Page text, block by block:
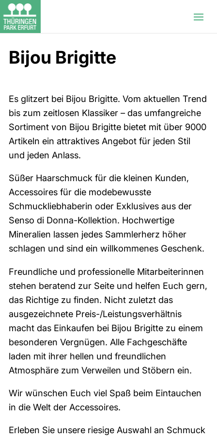
Bijou Brigitte
Es glitzert bei Bijou Brigitte. Vom aktuellen Trend
bis zum zeitlosen Klassiker – das umfangreiche
Sortiment von Bijou Brigitte bietet mit über 9000
Artikeln ein attraktives Angebot für jeden Stil
und jeden Anlass.
Süßer Haarschmuck für die kleinen Kunden,
Accessoires für die modebewusste
Schmuckliebhaberin oder Exklusives aus der
Senso di Donna-Kollektion. Hochwertige
Mineralien lassen jedes Sammlerherz höher
schlagen und sind ein willkommenes Geschenk.
Freundliche und professionelle Mitarbeiterinnen
stehen beratend zur Seite und helfen Euch gern,
das Richtige zu finden. Nicht zuletzt das
ausgezeichnete Preis-/Leistungsverhältnis
macht das Einkaufen bei Bijou Brigitte zu einem
besonderen Vergnügen. Alle Fachgeschäfte
laden mit ihrer hellen und freundlichen
Atmosphäre zum Verweilen und Stöbern ein.
Wir wünschen Euch viel Spaß beim Eintauchen
in die Welt der Accessoires.
Erleben Sie unsere riesige Auswahl an Schmuck